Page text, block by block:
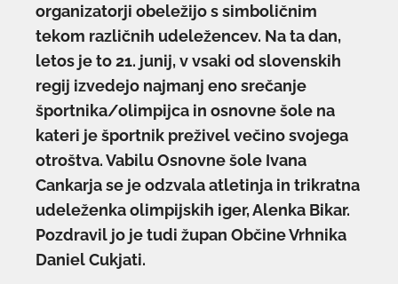
organizatorji obeležijo s simboličnim
tekom različnih udeležencev. Na ta dan,
letos je to 21. junij, v vsaki od slovenskih
regij izvedejo najmanj eno srečanje
športnika/olimpijca in osnovne šole na
kateri je športnik preživel večino svojega
otroštva.Vabilu Osnovne šole Ivana
Cankarja se je odzvala atletinja in trikratna
udeleženka olimpijskih iger, Alenka Bikar.
Pozdravil jo je tudi župan Občine Vrhnika
Daniel Cukjati.